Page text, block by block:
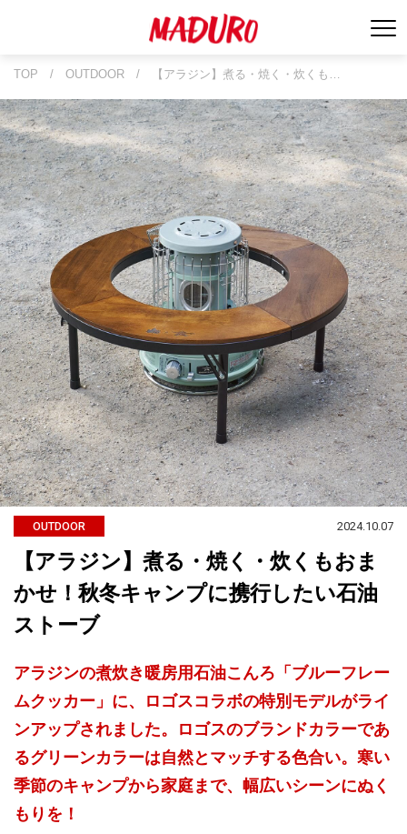
TOP / OUTDOOR / 【アラジン】煮る・焼く・炊くも…
OUTDOOR 2024.10.07
【アラジン】煮る・焼く・炊くもおま
かせ！秋冬キャンプに携行したい石油
ストーブ
アラジンの煮炊き暖房用石油こんろ「ブルーフレー
ムクッカー」に、ロゴスコラボの特別モデルがライ
ンアップされました。ロゴスのブランドカラーであ
るグリーンカラーは自然とマッチする色合い。寒い
季節のキャンプから家庭まで、幅広いシーンにぬく
もりを！